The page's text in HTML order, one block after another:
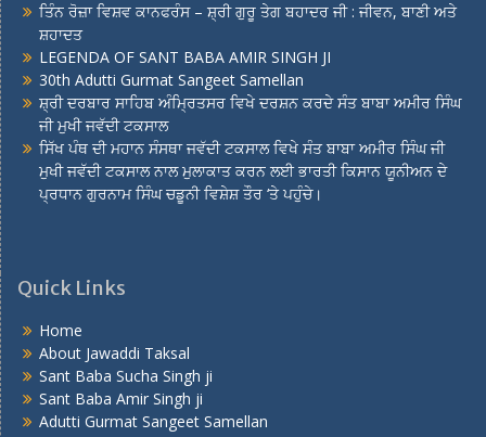
ਤਿੰਨ ਰੋਜ਼ਾ ਵਿਸ਼ਵ ਕਾਨਫਰੰਸ – ਸ਼੍ਰੀ ਗੁਰੂ ਤੇਗ ਬਹਾਦਰ ਜੀ : ਜੀਵਨ, ਬਾਣੀ ਅਤੇ
ਸ਼ਹਾਦਤ
LEGENDA OF SANT BABA AMIR SINGH JI
30th Adutti Gurmat Sangeet Samellan
ਸ਼੍ਰੀ ਦਰਬਾਰ ਸਾਹਿਬ ਅੰਮ੍ਰਿਤਸਰ ਵਿਖੇ ਦਰਸ਼ਨ ਕਰਦੇ ਸੰਤ ਬਾਬਾ ਅਮੀਰ ਸਿੰਘ
ਜੀ ਮੁਖੀ ਜਵੱਦੀ ਟਕਸਾਲ
ਸਿੱਖ ਪੰਥ ਦੀ ਮਹਾਨ ਸੰਸਥਾ ਜਵੱਦੀ ਟਕਸਾਲ ਵਿਖੇ ਸੰਤ ਬਾਬਾ ਅਮੀਰ ਸਿੰਘ ਜੀ
ਮੁਖੀ ਜਵੱਦੀ ਟਕਸਾਲ ਨਾਲ ਮੁਲਾਕਾਤ ਕਰਨ ਲਈ ਭਾਰਤੀ ਕਿਸਾਨ ਯੂਨੀਅਨ ਦੇ
ਪ੍ਰਧਾਨ ਗੁਰਨਾਮ ਸਿੰਘ ਚਡੂਨੀ ਵਿਸ਼ੇਸ਼ ਤੌਰ ‘ਤੇ ਪਹੁੰਚੇ।
Quick Links
Home
About Jawaddi Taksal
Sant Baba Sucha Singh ji
Sant Baba Amir Singh ji
Adutti Gurmat Sangeet Samellan